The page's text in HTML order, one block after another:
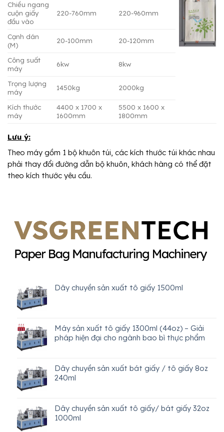
Chiều ngang
cuộn giấy
đầu vào
220-760mm 220-960mm
Cạnh dán
(M)
20-100mm 20-120mm
Công suất
máy
6kw 8kw
Trọng lượng
máy
1450kg 2000kg
Kích thước
máy
4400 x 1700 x
1600mm
5500 x 1600 x
1800mm
Lưu ý:
Theo máy gồm 1 bộ khuôn túi, các kích thước túi khác nhau
phải thay đổi đường dẫn bộ khuôn, khách hàng có thể đặt
theo kích thước yêu cầu.
Dây chuyền sản xuất tô giấy 1500ml
Máy sản xuất tô giấy 1300ml (44oz) – Giải
pháp hiện đại cho ngành bao bì thực phẩm
Dây chuyền sản xuất bát giấy / tô giấy 8oz
240ml
Dây chuyền sản xuất tô giấy/ bát giấy 32oz
1000ml